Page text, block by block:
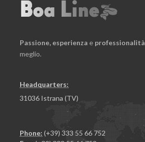
Passione, esperienza e professionalità
meglio.
Headquarters:
31036 Istrana (TV)
Phone: (+39) 333 55 66 752